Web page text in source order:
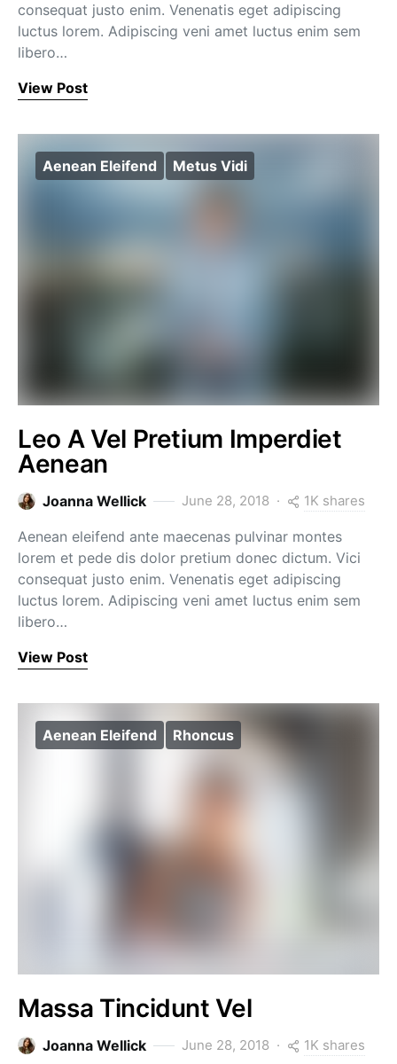
consequat justo enim. Venenatis eget adipiscing
luctus lorem. Adipiscing veni amet luctus enim sem
libero…
View Post
Aenean Eleifend Metus Vidi
Leo A Vel Pretium Imperdiet
Aenean
Joanna Wellick June 28, 2018 1K shares
Aenean eleifend ante maecenas pulvinar montes
lorem et pede dis dolor pretium donec dictum. Vici
consequat justo enim. Venenatis eget adipiscing
luctus lorem. Adipiscing veni amet luctus enim sem
libero…
View Post
Aenean Eleifend Rhoncus
Massa Tincidunt Vel
Joanna Wellick June 28, 2018 1K shares